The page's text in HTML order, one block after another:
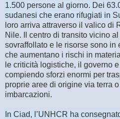
1.500 persone al giorno. Dei
sudanesi che erano rifugiati in
loro arriva attraverso il valico di
Nile. Il centro di transito vicino
sovraffollato e le risorse sono in
che aumentano i rischi in
le criticità logistiche, il governo
compiendo sforzi enormi per
proprie aree di origine via terra
imbarcazioni.
In Ciad, l’UNHCR ha